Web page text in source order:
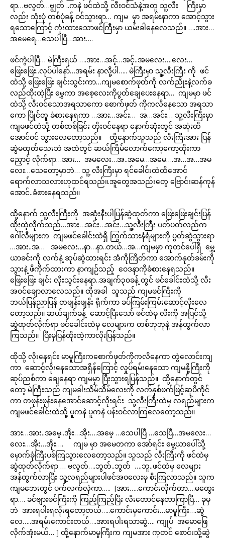
ရာ…ဗလွတ်…ဗျွတ် ..ကနဲ ဖင်ထဲသို့ လီးဝင်သံနဲ့အတူ သူ့လီး ကြီးမှာ
လည်း သုံးပုံ တစ်ပုံခန့် ဝင်သွားရာ… ကျမ မှာ အရမ်းနာကာ အောင့်သွား
ရသောကြောင့် ကုံးထားသောဖင်ကြီးမှာ ယမ်းခါနေလေသည်။ ….အား…
အမေရေ…သေပါပြီ…အား….
ဖင်ကွဲပါပြီ… မဲကြီးရယ် ….အား…အင့်…အင့်..အမလေး….လေး…
ဖြေးဖြေး..လုပ်ပါနော်…အရမ်း နာလို့ပါ….. မဲကြီးမှာ သူ့လီးကြီး ကို ဖင်
ထဲသို့ ဖြေးဖြေး ချင်းသွင်းကာ…ကျမစောက်ဖုတ်ကို လက်ညိုးနဲ့လက်ခ
လည်ထိုးထဲ့ပြီး မွှေကာ အစေ့လေးကိုပွတ်ချေပေးနေရာ… ကျမမှာ ဖင်
ထဲသို့ လီးဝင်သောအရသာကော စောက်ဖုတ် ကိုကလိနေသော အရသာ
ကော ပြိုင်တူ ခံစားနေရကာ …အား…အင်း… အ…အင်း… သူ့လီးကြီးမှာ
ကျမဖင်ထဲသို့ တစ်ထစ်ခြင်း တိုးဝင်နေရာ နောက်ဆုံးတွင် အဆုံးထိ
အောင်ဝင် သွားလေတော့သည်။ ထို့နောက်သူသည် လီးကြီးအား ပြန်
ဆွဲမထုတ်သေးဘဲ အထဲတွင် ဆယ်ကြိမ်လောက်ကော့ကော့ထိုးကာ
ညှောင့် လိုက်ရာ…အား… အမလေး…အ..အမေ…အမေ….အ…အ…အမ
လေး…သေတော့မှာဘဲ… သူ့ လီးကြီးမှာ ရင်ခေါင်းထဲထိအောင်
ရောက်လာသလားဟုထင်ရသည်။.အူတွေအသည်းတွေ ဗြောင်းဆန်ကုန်
အောင်..ခံစားနေရသည်။
ထို့နောက် သူ့လီးကြီးကို အဆုံးနီးပါပြန်ဆွဲထုတ်ကာ ဖြေးဖြေးချင်းပြန်
ထိုးထဲ့လိုက်သည်…အား…အင်း…အင်း…သူ့လီးကြီး ပတ်ပတ်လည်က
ဂေါ်လီများက ကျမဖင်ခေါင်းထဲရှိ ကြွက်သားနံရံများကို ပွတ်ဆွဲသွားရာ
…အား..အ… အမလေး…နာ…နာ..တယ်…အ…ကျမမှာ ကုတင်ပေါ်ရှိ မွှေ့
ယာခင်းကို လက်နဲ့ ဆုပ်ဆွဲထားရင်း အံကိုကြိတ်ကာ အောက်နုတ်ခမ်းကို
သွားနဲ့ ဖိကိုက်ထားကာ နာကျဉ်သည့် ဝေဒနာကိုခံစားနေရသည်။
ဖြေးဖြေး ချင်း လိုးသွင်းနေရာ..အချက်၃၀ခန့် တွင် ဖင်ခေါင်းထဲသို့ လီး
အဝင်ချောလာလေသည်။ ထိုအခါ သူသည် ကျမဖင်ကြီးကို
ဘယ်ပြန်ညာပြန် တဖျန်းဖျနိး ရိုက်ကာ ခပ်ကြမ်းကြမ်းဆောင့်လိုးလေ
တော့သည်။ ဆယ်ချက်ခန့် ဆောင့်ပြီးသော် ဖင်ထဲမှ လီးကို အပြင်သို့
ဆွဲထုတ်လိုက်ရာ ဖင်ခေါင်းထဲမှ လေများက တစ်ဘုဘုနဲ့ အန်ထွက်လာ
ကြသည်။ ပြီးမှပြန်ထိုးထဲ့ကာလိုးပြန်သည်။
ထိုသို့ လိုးနေရင်း မာမူကြီးကစောက်ဖုတ်ကိုကလိနေကာ တွဲလောင်းကျ
ကာ ဆောင့်လိုးနေသောအရှိန်ကြောင့် လှုပ်ရမ်းနေသော ကျမနို့ကြီးကို
ဆုပ်ညစ်ကာ ချေနေရာ ကျမမှာ ပြီးသွားရပြန်သည်။ ထို့နောက်တွင်
တော့ မဲကြီးသည် ကျမခါးသိမ်သိမ်လေးကို လက်နှစ်ဖက်ဖြင့်ဆုပိကိုင်
ကာ တဖုန်းဖုန်းနေအောင်ဆောင့်လိုးရင်း သု့လီးကြီးထဲမှ လရည်များက
ကျမဖင်ခေါင်းထဲသို့ ပူကနဲ ပူကနဲ ပန်းဝင်လာကြလေတော့သည်။
အား…အား..အမေ့..အိုး…အိုး….အမေ့ …သေပါပြီ …သေပြီ…အမလေး…
လေး…အိုး…အိုး…. ကျမ မှာ အမေတကာ အော်ရင်း မွေ့ယာပေါ်သို့
မှောက်ခုံကြီးပစ်ကြသွားလေတော့သည်။ သူသည် လီးကြီးကို ဖင်ထဲမှ
ဆွဲထုတ်လိုက်ရာ … ဗလွတ်….ဘွတ်..ဘွတ် ….ဘူ..ဖင်ထဲမှ လေများ
အန်ထွက်လာပြီး သူ့လရည်များပါဖင်အဝလေးမှ စီးကြလာသည်။ သူက
ကျမဘေးတွင် ပက်လက်လှဲကာ….. [အား…..ကောင်းလိုက်တာ….မထွေး
ရာ…. ခင်ဗျားဖင်ကြီးကို ကြည့်ကြည့်ပြီး လီးတောင်နေတာကြာပြီ… ခုမှ
ဘဲ အားရပါးရလိုးရတော့တယ်…..ကောင်းမှကောင်း…မာမူကြီး….ဆွဲ
လေ…..အရမ်းကောင်းတယ်….အားရပါးရသာဆွဲ…. ကျုပ် အမောဖြေ
လိုက်အုံးမယ်… ] ထို့နောက်မာမူကြီးက ကျမအား ကုတင် စောင်းသို့ဆွဲ